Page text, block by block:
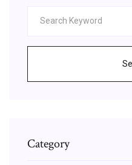
Category